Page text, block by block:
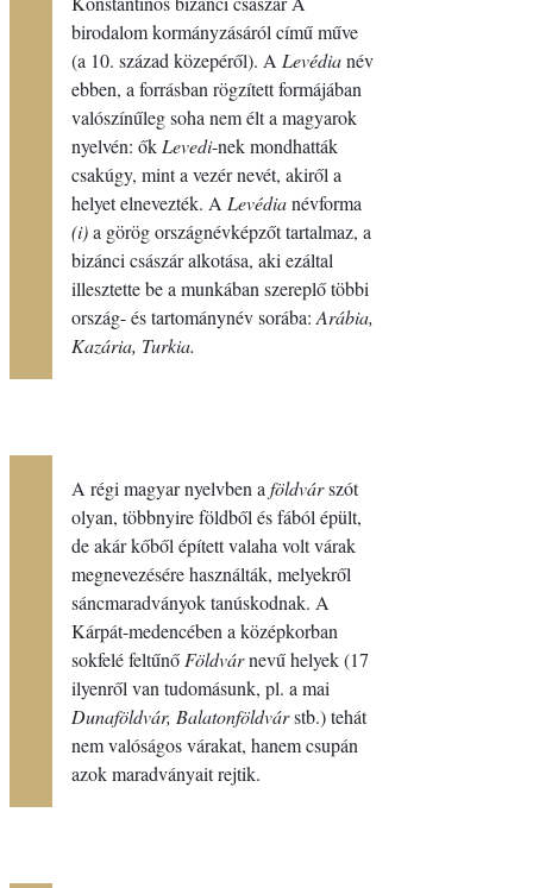
birodalom kormányzásáról című műve
(a 10. század közepéről). A Levédianév
ebben, a forrásban rögzített formájában
valószínűleg soha nem élt a magyarok
nyelvén: ők Levedi-nek mondhatták
csakúgy, mint a vezér nevét, akiről a
helyet elnevezték. A Levédianévforma
(i)a görög országnévképzőt tartalmaz, a
bizánci császár alkotása, aki ezáltal
illesztette be a munkában szereplő többi
ország- és tartománynév sorába: Arábia,
Kazária, Turkia.
A régi magyar nyelvben a földvárszót
olyan, többnyire földből és fából épült,
de akár kőből épített valaha volt várak
megnevezésére használták, melyekről
sáncmaradványok tanúskodnak. A
Kárpát-medencében a középkorban
sokfelé feltűnő Földvárnevű helyek (17
ilyenről van tudomásunk, pl. a mai
Dunaföldvár, Balatonföldvárstb.) tehát
nem valóságos várakat, hanem csupán
azok maradványait rejtik.